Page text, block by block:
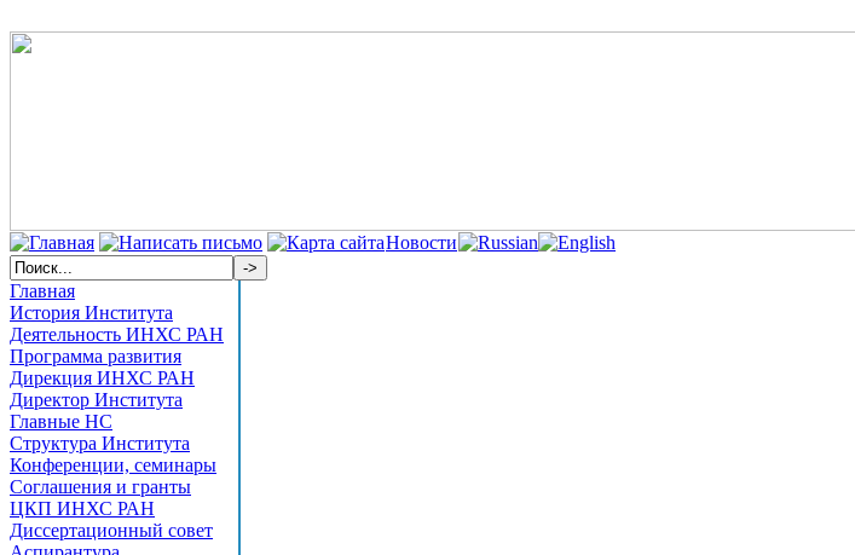
Новости
Главная
История Института
Деятельность ИНХС РАН
Программа развития
Дирекция ИНХС РАН
Директор Института
Главные НС
Структура Института
Конференции, семинары
Соглашения и гранты
ЦКП ИНХС РАН
Диссертационный совет